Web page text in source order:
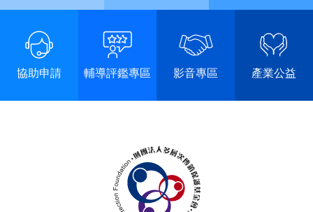
協助申請 輔導評鑑專區 影音專區 產業公益